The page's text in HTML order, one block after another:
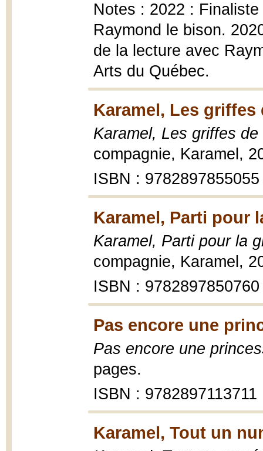
Notes : 2022 :
Raymond le bison.
de la lecture avec
Arts du Québec.
Karamel, Les griffes
Karamel, Les griffes de
compagnie, Karamel,
ISBN : 9782897855055
Karamel, Parti pour
Karamel, Parti pour la
compagnie, Karamel,
ISBN : 9782897850760
Pas encore une
Pas encore une
pages.
ISBN : 9782897113711
Karamel, Tout un